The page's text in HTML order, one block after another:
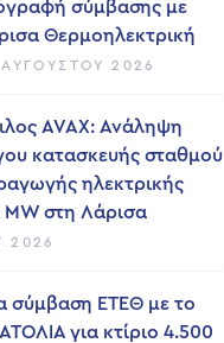
σύμβασης με
Θερμοηλεκτρική
2026
AVAX: Ανάληψη
κατασκευής σταθμού
ηλεκτρικής
ΜW στη Λάρισα
2026
σύμβαση ΕΤΕΘ με το
για κτίριο 4.500